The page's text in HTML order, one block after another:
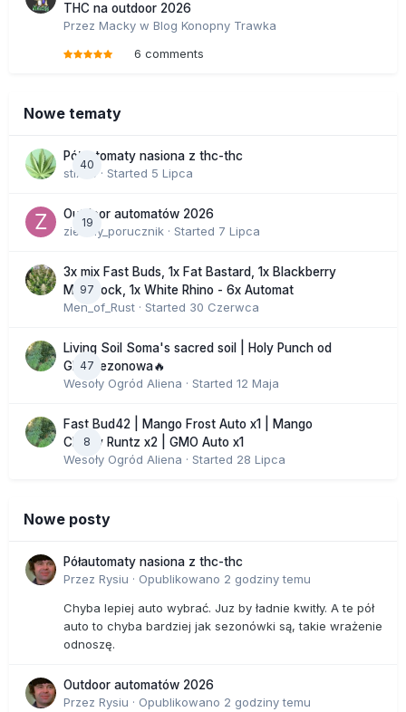
THC na outdoor 2026
Przez Macky w Blog Konopny Trawka
6 comments
Nowe tematy
40
Półautomaty nasiona z thc-thc
stix33 · Started 5 Lipca
19
Outdoor automatów 2026
zielony_porucznik · Started 7 Lipca
97
3x mix Fast Buds, 1x Fat Bastard, 1x Blackberry
Moonrock, 1x White Rhino - 6x Automat
Men_of_Rust · Started 30 Czerwca
47
Living Soil Soma's sacred soil | Holy Punch od
GHS sezonowa🔥
Wesoły Ogród Aliena · Started 12 Maja
8
Fast Bud42 | Mango Frost Auto x1 | Mango
Cherry Runtz x2 | GMO Auto x1
Wesoły Ogród Aliena · Started 28 Lipca
Nowe posty
Półautomaty nasiona z thc-thc
Przez Rysiu · Opublikowano 2 godziny temu
Chyba lepiej auto wybrać. Juz by ładnie kwitły. A te pół
auto to chyba bardziej jak sezonówki są, takie wrażenie
odnoszę.
Outdoor automatów 2026
Przez Rysiu · Opublikowano 2 godziny temu